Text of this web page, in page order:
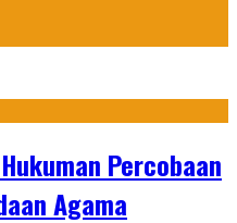
Percobaan
Agama